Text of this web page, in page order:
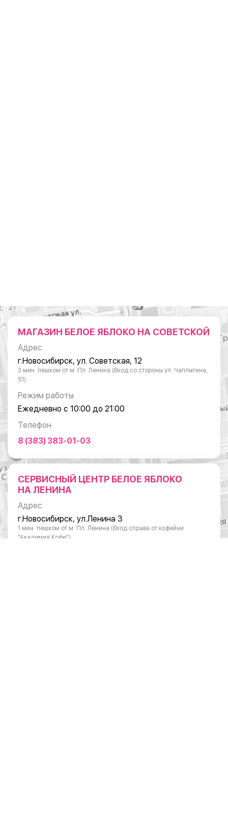
МАГАЗИН БЕЛОЕ ЯБЛОКО НА СОВЕТСКОЙ
Адрес
г.Новосибирск, ул. Советская, 12
3 мин. пешком от м. Пл. Ленина (Вход со стороны ул. Чаплыгина,
51)
Режим работы
Ежедневно с 10:00 до 21:00
Телефон
8 (383) 383-01-03
СЕРВИСНЫЙ ЦЕНТР БЕЛОЕ ЯБЛОКО
НА ЛЕНИНА
Адрес
г.Новосибирск, ул.Ленина 3
1 мин. пешком от м. Пл. Ленина (Вход справа от кофейни
"Академия Кофе")